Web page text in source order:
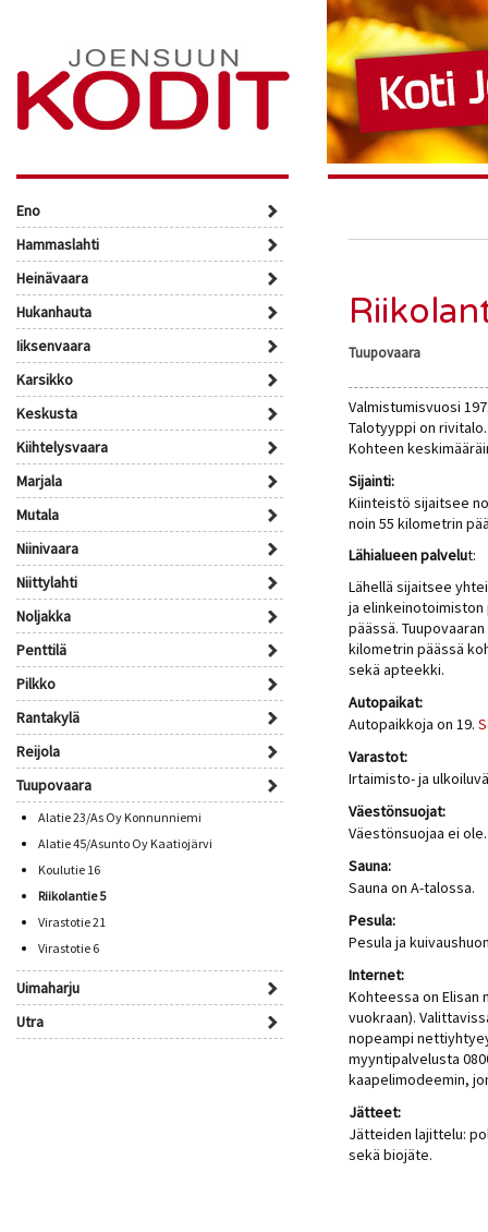
Eno
Hammaslahti
Heinävaara
Hukanhauta
Iiksenvaara
Karsikko
Keskusta
Kiihtelysvaara
Marjala
Mutala
Niinivaara
Niittylahti
Noljakka
Penttilä
Pilkko
Rantakylä
Reijola
Tuupovaara
Alatie 23/As Oy Konnunniemi
Alatie 45/Asunto Oy Kaatiojärvi
Koulutie 16
Riikolantie 5
Virastotie 21
Virastotie 6
Uimaharju
Utra
Tuupovaara
Valmistumisvuosi
Talotyyppi on
Kohteen
Sijainti:
Kiinteistö sijaitsee
noin 55 kilometrin
Lähialueen palvelut:
Lähellä sijaitsee
ja elinkeinotoimiston
päässä.
kilometrin päässä
sekä apteekki.
Autopaikat:
Autopaikkoja on 19.
Varastot:
Irtaimisto- ja
Väestönsuojat:
Väestönsuojaa ei ole.
Sauna:
Sauna on A-talossa.
Pesula:
Pesula ja
Internet:
Kohteessa on
vuokraan).
nopeampi
myyntipalvelusta
kaapelimodeemin,
Jätteet:
Jätteiden lajittelu:
sekä biojäte.